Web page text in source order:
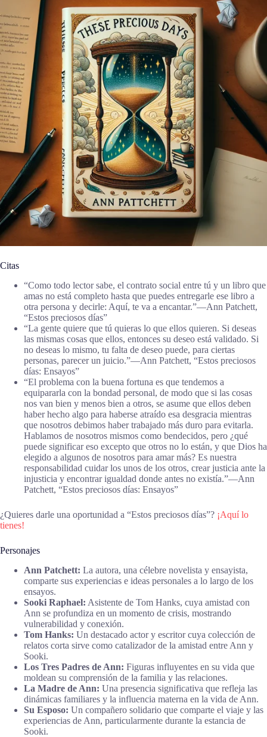
Citas
“Como todo lector sabe, el contrato social entre tú y un libro que
amas no está completo hasta que puedes entregarle ese libro a
otra persona y decirle: Aquí, te va a encantar.”―Ann Patchett,
“Estos preciosos días”
“La gente quiere que tú quieras lo que ellos quieren. Si deseas
las mismas cosas que ellos, entonces su deseo está validado. Si
no deseas lo mismo, tu falta de deseo puede, para ciertas
personas, parecer un juicio.”―Ann Patchett, “Estos preciosos
días: Ensayos”
“El problema con la buena fortuna es que tendemos a
equipararla con la bondad personal, de modo que si las cosas
nos van bien y menos bien a otros, se asume que ellos deben
haber hecho algo para haberse atraído esa desgracia mientras
que nosotros debimos haber trabajado más duro para evitarla.
Hablamos de nosotros mismos como bendecidos, pero ¿qué
puede significar eso excepto que otros no lo están, y que Dios ha
elegido a algunos de nosotros para amar más? Es nuestra
responsabilidad cuidar los unos de los otros, crear justicia ante la
injusticia y encontrar igualdad donde antes no existía.”―Ann
Patchett, “Estos preciosos días: Ensayos”
¿Quieres darle una oportunidad a “Estos preciosos días”? ¡Aquí lo
tienes!
Personajes
Ann Patchett: La autora, una célebre novelista y ensayista,
comparte sus experiencias e ideas personales a lo largo de los
ensayos.
Sooki Raphael: Asistente de Tom Hanks, cuya amistad con
Ann se profundiza en un momento de crisis, mostrando
vulnerabilidad y conexión.
Tom Hanks: Un destacado actor y escritor cuya colección de
relatos corta sirve como catalizador de la amistad entre Ann y
Sooki.
Los Tres Padres de Ann: Figuras influyentes en su vida que
moldean su comprensión de la familia y las relaciones.
La Madre de Ann: Una presencia significativa que refleja las
dinámicas familiares y la influencia materna en la vida de Ann.
Su Esposo: Un compañero solidario que comparte el viaje y las
experiencias de Ann, particularmente durante la estancia de
Sooki.